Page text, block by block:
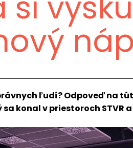
ľudí? Odpoveď na
konal v priestoroch STVR